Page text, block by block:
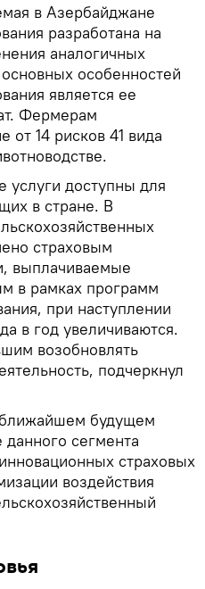
в Азербайджане
разработана на
аналогичных
особенностей
является ее
Фермерам
от 14 рисков 41 вида
услуги доступны для
в стране. В
страховым
выплачиваемые
в рамках программ
при наступлении
в год увеличиваются.
возобновлять
подчеркнул
будущем
сегмента
страховых
воздействия